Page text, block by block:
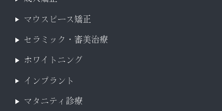
マウスピース矯正
セラミック・審美治療
ホワイトニング
インプラント
マタニティ診療